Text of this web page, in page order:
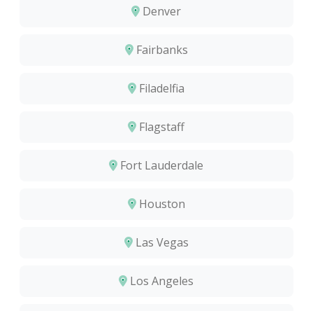
Denver
Fairbanks
Filadelfia
Flagstaff
Fort Lauderdale
Houston
Las Vegas
Los Angeles